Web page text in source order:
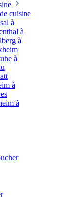
cuisine
à
à
à
à
à
à